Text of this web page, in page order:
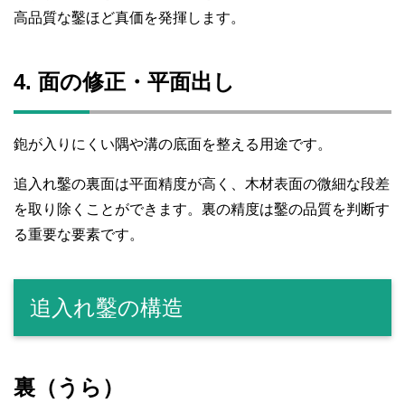
高品質な鑿ほど真価を発揮します。
4. 面の修正・平面出し
鉋が入りにくい隅や溝の底面を整える用途です。
追入れ鑿の裏面は平面精度が高く、木材表面の微細な段差
を取り除くことができます。裏の精度は鑿の品質を判断す
る重要な要素です。
追入れ鑿の構造
裏（うら）